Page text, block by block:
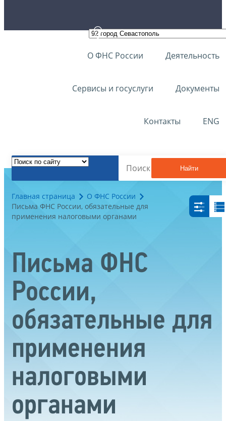
О ФНС России Деятельность
Сервисы и госуслуги Документы
Контакты ENG
Найти
Главная страница
О ФНС России
Письма ФНС России, обязательные для
применения налоговыми органами
Письма ФНС
России,
обязательные для
применения
налоговыми
органами